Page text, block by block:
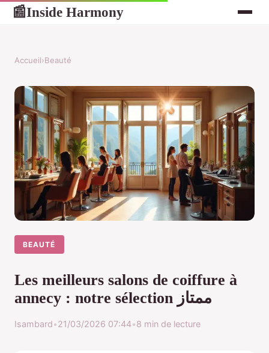
📰Inside Harmony
Accueil›Beauté
BEAUTÉ
Les meilleurs salons de coiffure à
annecy : notre sélection ممتاز
Isambard•21/03/2026 07:44•8 min de lecture